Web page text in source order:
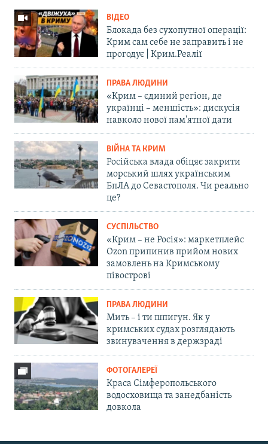
ВІДЕО
Блокада без сухопутної операції:
Крим сам себе не заправить і не
прогодує | Крим.Реалії
ПРАВА ЛЮДИНИ
«Крим – єдиний регіон, де
українці – меншість»: дискусія
навколо нової пам'ятної дати
ВІЙНА ТА КРИМ
Російська влада обіцяє закрити
морський шлях українським
БпЛА до Севастополя. Чи реально
це?
СУСПІЛЬСТВО
«Крим – не Росія»: маркетплейс
Ozon припинив прийом нових
замовлень на Кримському
півострові
ПРАВА ЛЮДИНИ
Мить – і ти шпигун. Як у
кримських судах розглядають
звинувачення в держзраді
ФОТОГАЛЕРЕЇ
Краса Сімферопольського
водосховища та занедбаність
довкола